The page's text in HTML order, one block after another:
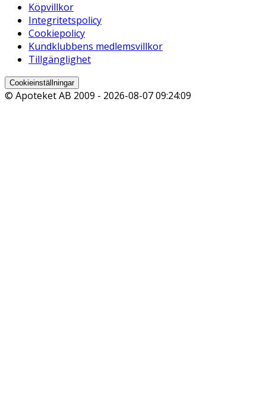
Köpvillkor
Integritetspolicy
Cookiepolicy
Kundklubbens medlemsvillkor
Tillgänglighet
Cookieinställningar
© Apoteket AB 2009 - 2026-08-07 09:24:09